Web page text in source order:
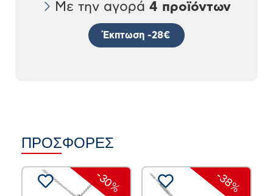
Με την αγορά 4 προϊόντων
Έκπτωση -28€
ΠΡΟΣΦΟΡΕΣ
-30% -38%